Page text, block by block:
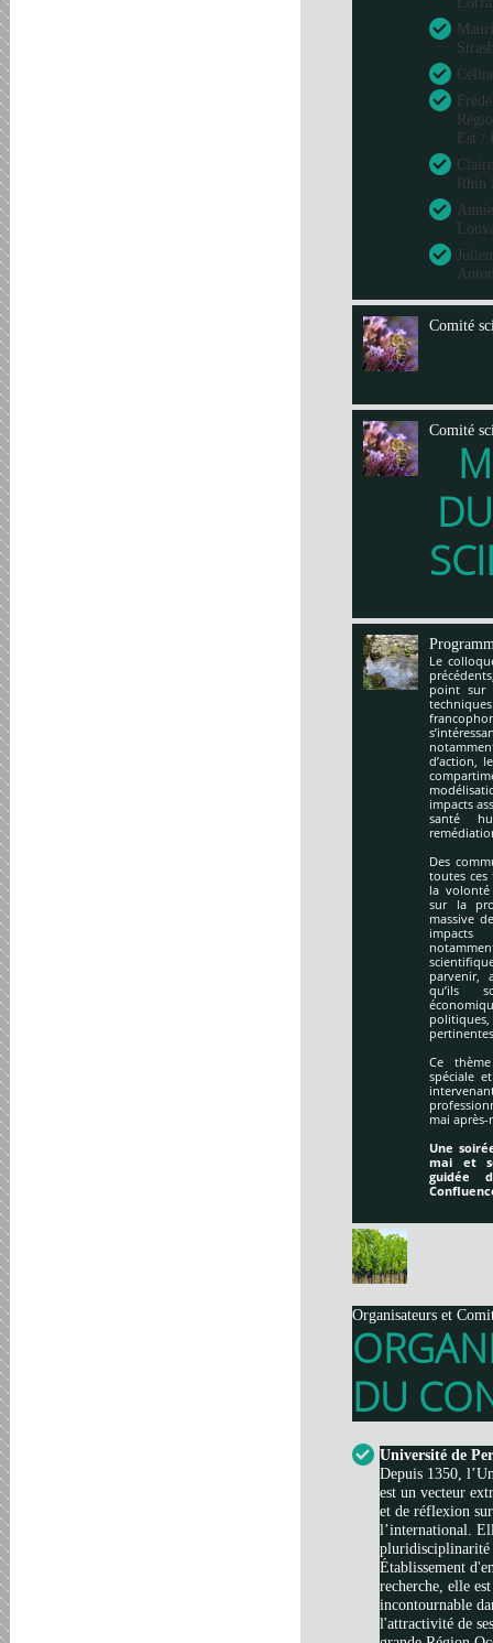
Est
Rhin
Comité
Comité
Le
point sur
d’action,
impacts
santé
Des
toutes ces
la
sur la
massive
parvenir,
qu’ils
Ce
spéciale
mai
Une
mai et
guidée
Organisateurs et
DU
Université de
Depuis 1350,
est un vecteur
et de réflexion
l’international.
pluridisciplinarité
Établissement
recherche, elle
incontournable
l'attractivité de